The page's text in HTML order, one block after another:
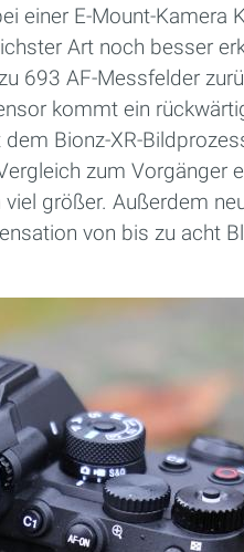
einer E-Mount-Kamera
Art noch besser
693 AF-Messfelder
kommt ein
Bionz-XR-
zum Vorgänger
größer. Außerdem
von bis zu acht